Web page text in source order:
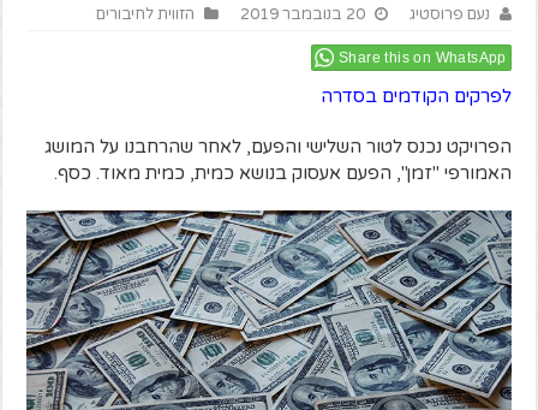
נעם פרוסטיג 20 בנובמבר 2019 הזווית לחיבורים
Share this on WhatsApp
לפרקים הקודמים בסדרה
הפרויקט נכנס לטור השלישי והפעם, לאחר שהרחבנו על המושג
האמורפי "זמן", הפעם אעסוק בנושא כמית, כמית מאוד. כסף.